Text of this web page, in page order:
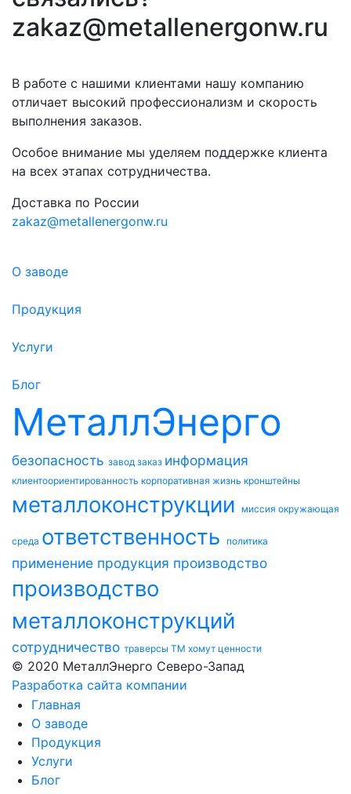
zakaz@metallenergonw.ru
В работе с нашими клиентами нашу компанию
отличает высокий профессионализм и скорость
выполнения заказов.
Особое внимание мы уделяем поддержке клиента
на всех этапах сотрудничества.
Доставка по России
zakaz@metallenergonw.ru
О заводе
Продукция
Услуги
Блог
МеталлЭнерго
безопасность завод заказ информация
клиентоориентированность корпоративная жизнь кронштейны
металлоконструкции миссия окружающая
среда ответственность политика
применение продукция производство
производство
металлоконструкций
сотрудничество траверсы ТМ хомут ценности
© 2020 МеталлЭнерго Северо-Запад
Разработка сайта компании
Главная
О заводе
Продукция
Услуги
Блог